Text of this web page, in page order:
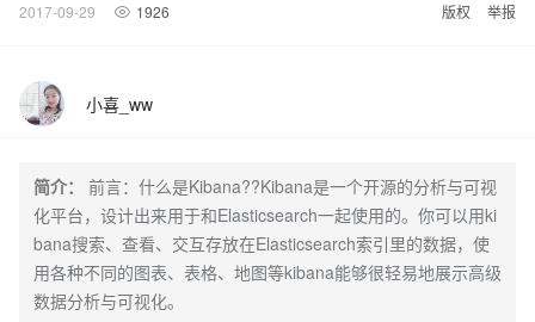
2017-09-29 1926 版权 举报
小喜_ww
简介：
前言：什么是Kibana??Kibana是一个开源的分析与可视
化平台，设计出来用于和Elasticsearch一起使用的。你可以用ki
bana搜索、查看、交互存放在Elasticsearch索引里的数据，使
用各种不同的图表、表格、地图等kibana能够很轻易地展示高级
数据分析与可视化。